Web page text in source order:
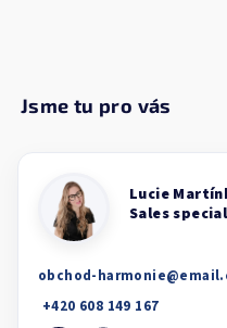
obchod-harmonie@